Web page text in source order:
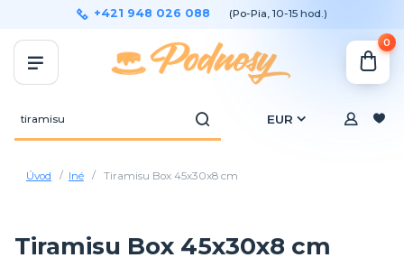
EUR
+421 948 026 088 (Po-Pia, 10-15 hod.)
0
Úvod Iné Tiramisu Box 45x30x8 cm
Tiramisu Box 45x30x8 cm